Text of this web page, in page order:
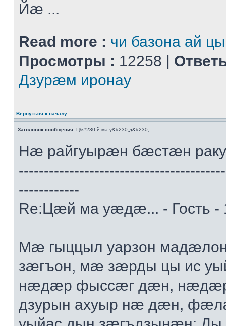
Йæ ...
Read more : чи базона ай
Просмотры : 12258 |
Дзурæм иронау
Вернуться к началу
Заголовок сообщения: Ц&#230;й ма у&#230;д&#230;
Нæ райгуырæн бæстæн
------------
Re:Цæй ма уæдæ... - Гость -
Мæ гыццыл уарзон
зæгъон, мæ зæрды цы ис
нæдæр фыссæг дæн, нæдæр
дзурын ахуыр нæ дæн,